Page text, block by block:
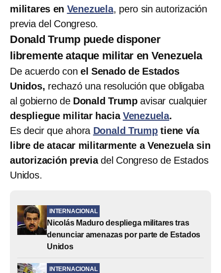
militares en Venezuela, pero sin autorización
previa del Congreso.
Donald Trump puede disponer
libremente ataque militar en Venezuela
De acuerdo con el Senado de Estados
Unidos, rechazó una resolución que obligaba
al gobierno de Donald Trump avisar cualquier
despliegue militar haciaVenezuela.
Es decir que ahora Donald Trumptiene vía
libre de atacar militarmente a Venezuela sin
autorización previadel Congreso de Estados
Unidos.
INTERNACIONAL
Nicolás Maduro despliega militares tras
denunciar amenazas por parte de Estados
Unidos
INTERNACIONAL